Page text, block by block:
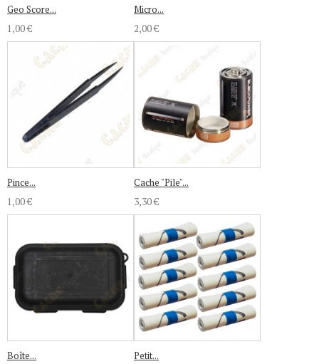
Geo Score...
1,00 €
Micro...
2,00 €
Pince...
1,00 €
Cache "Pile"...
3,30 €
Boîte...
Petit...